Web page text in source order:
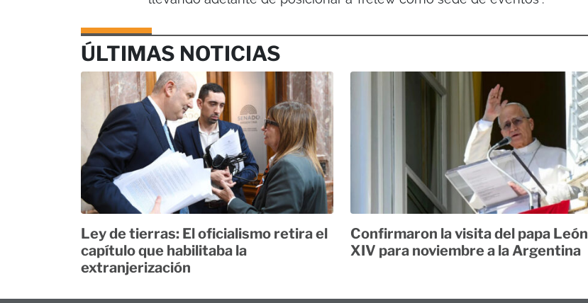
ÚLTIMAS NOTICIAS
Ley de tierras: El oficialismo retira el
capítulo que habilitaba la
extranjerización
Confirmaron la visita del papa León
XIV para noviembre a la Argentina